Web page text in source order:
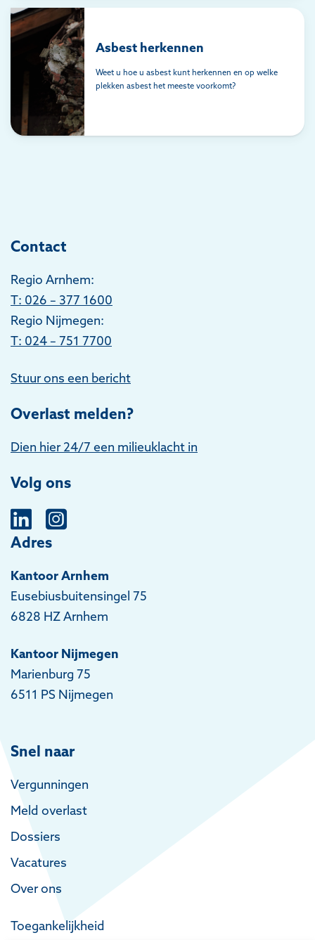
Asbest herkennen
Weet u hoe u asbest kunt herkennen en op welke
plekken asbest het meeste voorkomt?
Contact
Regio Arnhem:
T: 026 – 377 1600
Regio Nijmegen:
T: 024 – 751 7700
Stuur ons een bericht
Overlast melden?
Dien hier 24/7 een milieuklacht in
Volg ons
Adres
Kantoor Arnhem
Eusebiusbuitensingel 75
6828 HZ Arnhem
Kantoor Nijmegen
Marienburg 75
6511 PS Nijmegen
Snel naar
Vergunningen
Meld overlast
Dossiers
Vacatures
Over ons
Toegankelijkheid